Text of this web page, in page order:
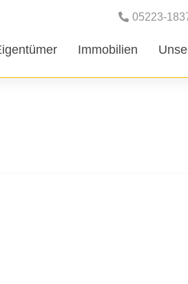
05223-
Immobilien